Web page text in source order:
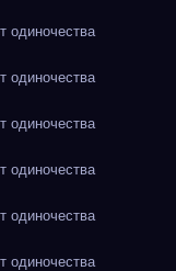
одиночества
одиночества
одиночества
одиночества
одиночества
одиночества